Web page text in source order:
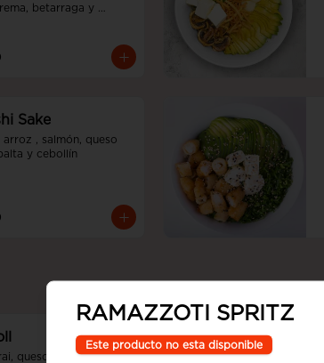
betarraga y
Sake
arroz , salmón, queso
y cebollín
queso crema, palta,
RAMAZZOTI SPRITZ
Este producto no esta disponible